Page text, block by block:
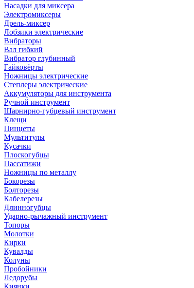
Насадки для миксера
Электромиксеры
Дрель-миксер
Лобзики электрические
Вибраторы
Вал гибкий
Вибратор глубинный
Гайковёрты
Ножницы электрические
Степлеры электрические
Аккумуляторы для инструмента
Ручной инструмент
Шарнирно-губцевый инструмент
Клещи
Пинцеты
Мультитулы
Кусачки
Плоскогубцы
Пассатижи
Ножницы по металлу
Бокорезы
Болторезы
Кабелерезы
Длинногубцы
Ударно-рычажный инструмент
Топоры
Молотки
Кирки
Кувалды
Колуны
Пробойники
Ледорубы
Киянки